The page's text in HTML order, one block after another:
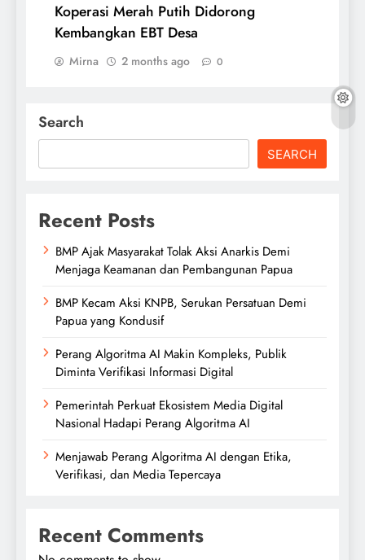
Koperasi Merah Putih Didorong
Kembangkan EBT Desa
Mirna 2 months ago 0
Search
SEARCH
Recent Posts
BMP Ajak Masyarakat Tolak Aksi Anarkis Demi
Menjaga Keamanan dan Pembangunan Papua
BMP Kecam Aksi KNPB, Serukan Persatuan Demi
Papua yang Kondusif
Perang Algoritma AI Makin Kompleks, Publik
Diminta Verifikasi Informasi Digital
Pemerintah Perkuat Ekosistem Media Digital
Nasional Hadapi Perang Algoritma AI
Menjawab Perang Algoritma AI dengan Etika,
Verifikasi, dan Media Tepercaya
Recent Comments